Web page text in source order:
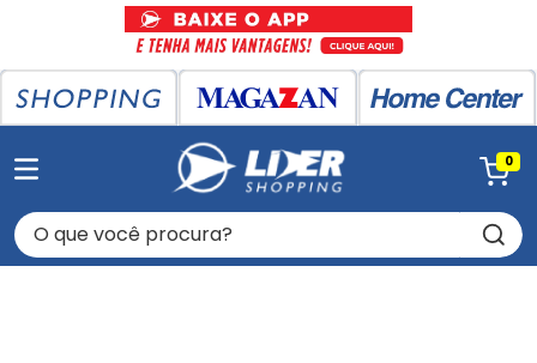
0
O que você procura?